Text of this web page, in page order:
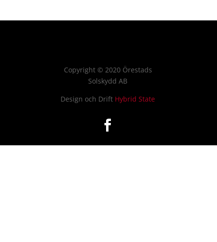
Copyright © 2020 Örestads
Solskydd AB
Design och Drift Hybrid State